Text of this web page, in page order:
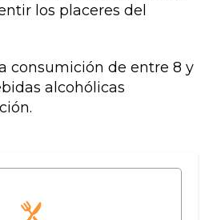
los placeres del
consumición de entre 8 y
alcohólicas